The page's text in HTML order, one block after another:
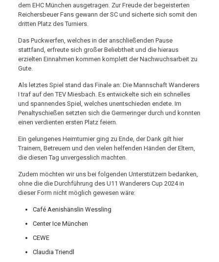
dem EHC München ausgetragen. Zur Freude der begeisterten
Reichersbeuer Fans gewann der SC und sicherte sich somit den
dritten Platz des Turniers.
Das Puckwerfen, welches in der anschließenden Pause
stattfand, erfreute sich großer Beliebtheit und die hieraus
erzielten Einnahmen kommen komplett der Nachwuchsarbeit zu
Gute.
Als letztes Spiel stand das Finale an: Die Mannschaft Wanderers
I traf auf den TEV Miesbach. Es entwickelte sich ein schnelles
und spannendes Spiel, welches unentschieden endete. Im
Penaltyschießen setzten sich die Germeringer durch und konnten
einen verdienten ersten Platz feiern.
Ein gelungenes Heimturnier ging zu Ende, der Dank gilt hier
Trainern, Betreuern und den vielen helfenden Händen der Eltern,
die diesen Tag unvergesslich machten.
Zudem möchten wir uns bei folgenden Unterstützern bedanken,
ohne die die Durchführung des U11 Wanderers Cup 2024 in
dieser Form nicht möglich gewesen wäre:
Café Aenishänslin Wessling
Center Ice München
CEWE
Claudia Triendl